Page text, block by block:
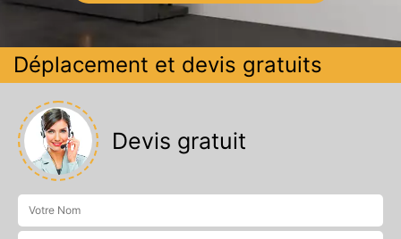
Déplacement et devis gratuits
Devis gratuit